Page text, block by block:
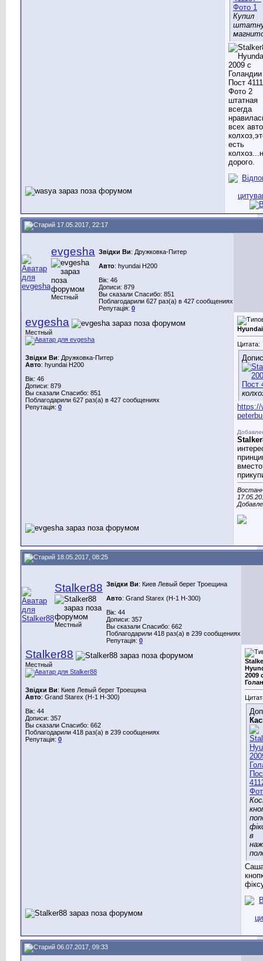
Купил
штатная
всегда
всех
есть
дорого.
17.05.2017, 22:17
evgesha
Местный
Звідки Ви: Дружковка-Питер
Авто: hyundai H200
Вік: 46
Дописи: 879
Вы сказали Спасибо: 851
Поблагодарили 627 раз(а) в 427 сообщениях
Репутація: 0
evgesha
Местный
Звідки Ви: Дружковка-Питер
Авто: hyundai H200
Вік: 46
Дописи: 879
Вы сказали Спасибо: 851
Поблагодарили 627 раз(а) в 427 сообщениях
Репутація: 0
Цитата:
https://
18.05.2017, 08:25
Stalker88
Местный
Звідки Ви: Киев Левый берег Троещина
Авто: Grand Starex (H-1 H-300)
Вік: 44
Дописи: 357
Вы сказали Спасибо: 662
Поблагодарили 418 раз(а) в 239 сообщениях
Репутація: 0
Stalker88
Местный
Звідки Ви: Киев Левый берег Троещина
Авто: Grand Starex (H-1 H-300)
Вік: 44
Дописи: 357
Вы сказали Спасибо: 662
Поблагодарили 418 раз(а) в 239 сообщениях
Репутація: 0
2009
в
06.07.2017, 09:33